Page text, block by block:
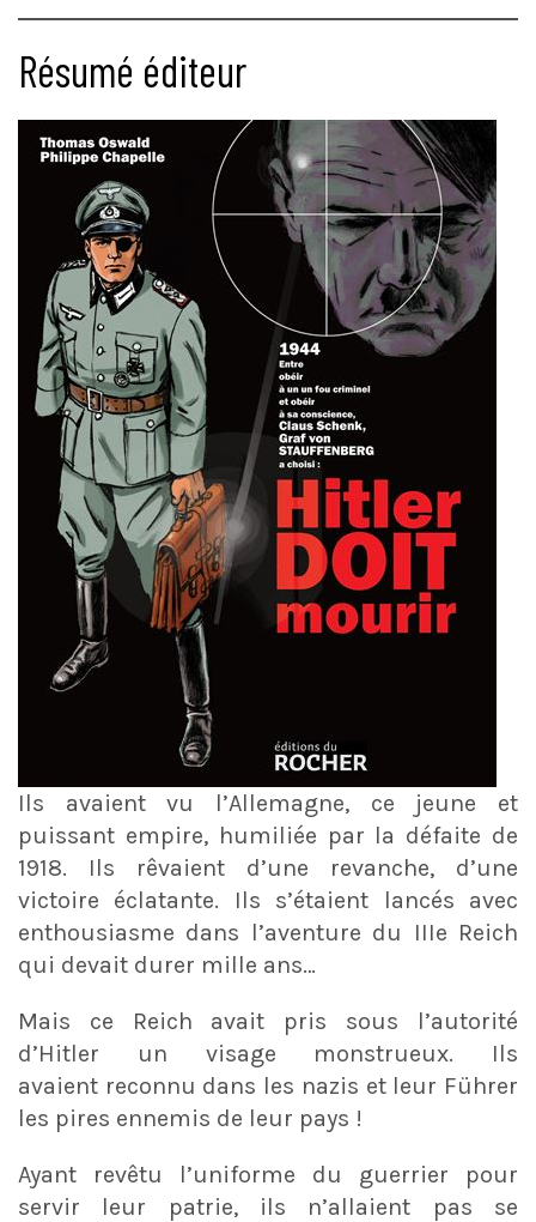
Résumé éditeur
Ils avaient vu l’Allemagne, ce jeune et
puissant empire, humiliée par la défaite de
1918. Ils rêvaient d’une revanche, d’une
victoire éclatante. Ils s’étaient lancés avec
enthousiasme dans l’aventure du IIIe Reich
qui devait durer mille ans…
Mais ce Reich avait pris sous l’autorité
d’Hitler un visage monstrueux. Ils
avaient reconnu dans les nazis et leur Führer
les pires ennemis de leur pays !
Ayant revêtu l’uniforme du guerrier pour
servir leur patrie, ils n’allaient pas se